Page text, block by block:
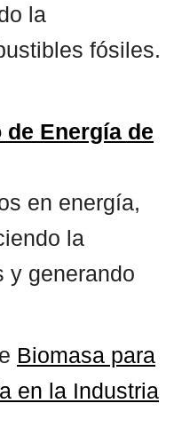
la
fósiles.
Energía de
en energía,
la
y generando
Biomasa para
en la Industria